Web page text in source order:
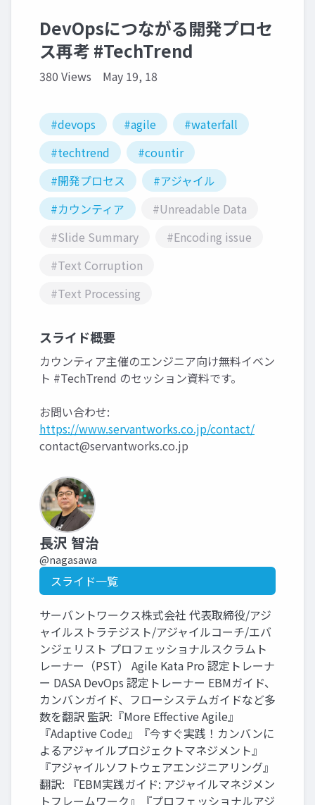
DevOpsにつながる開発プロセ
ス再考 #TechTrend
380 Views May 19, 18
#devops #agile
#waterfall
#techtrend
#countir
#開発プロセス
#アジャイル
#カウンティア
#Unreadable Data
#Slide Summary
#Encoding issue
#Text Corruption
#Text Processing
スライド概要
カウンティア主催のエンジニア向け無料イベン
ト #TechTrend のセッション資料です。
お問い合わせ:
https://www.servantworks.co.jp/contact/
contact@servantworks.co.jp
長沢 智治
@nagasawa
スライド一覧
サーバントワークス株式会社 代表取締役/アジ
ャイルストラテジスト/アジャイルコーチ/エバ
ンジェリスト プロフェッショナルスクラムト
レーナー（PST） Agile Kata Pro 認定トレーナ
ー DASA DevOps 認定トレーナー EBMガイド、
カンバンガイド、フローシステムガイドなど多
数を翻訳 監訳:『More Effective Agile』
『Adaptive Code』『今すぐ実践！カンバンに
よるアジャイルプロジェクトマネジメント』
『アジャイルソフトウェアエンジニアリング』
翻訳: 『EBM実践ガイド: アジャイルマネジメン
トフレームワーク』『プロフェッショナルアジ